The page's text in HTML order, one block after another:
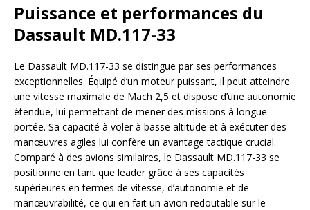
Puissance et performances du
Dassault MD.117-33
Le Dassault MD.117-33 se distingue par ses performances
exceptionnelles. Équipé d’un moteur puissant, il peut atteindre
une vitesse maximale de Mach 2,5 et dispose d’une autonomie
étendue, lui permettant de mener des missions à longue
portée. Sa capacité à voler à basse altitude et à exécuter des
manœuvres agiles lui confère un avantage tactique crucial.
Comparé à des avions similaires, le Dassault MD.117-33 se
positionne en tant que leader grâce à ses capacités
supérieures en termes de vitesse, d’autonomie et de
manœuvrabilité, ce qui en fait un avion redoutable sur le